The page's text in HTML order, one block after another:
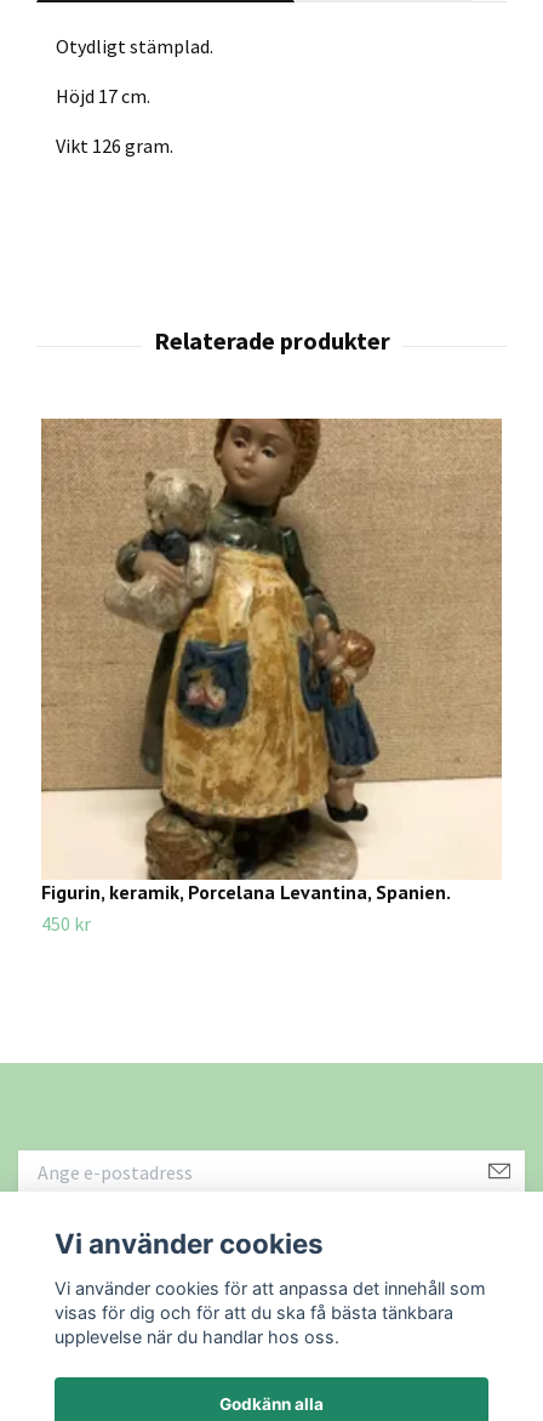
Otydligt stämplad.
Höjd 17 cm.
Vikt 126 gram.
Figurin, keramik, Porcelana Levantina, Spanien.
450 kr
Läs mer
Vi använder cookies
Vi använder cookies för att anpassa det innehåll som
visas för dig och för att du ska få bästa tänkbara
upplevelse när du handlar hos oss.
Godkänn alla